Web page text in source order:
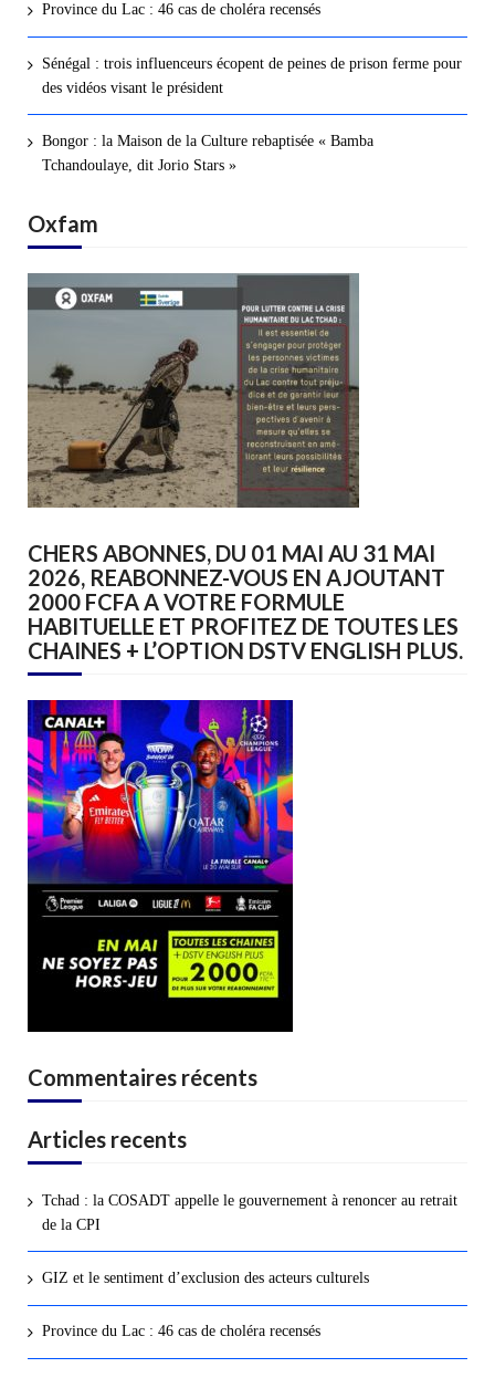
Province du Lac : 46 cas de choléra recensés
Sénégal : trois influenceurs écopent de peines de prison ferme pour
des vidéos visant le président
Bongor : la Maison de la Culture rebaptisée « Bamba
Tchandoulaye, dit Jorio Stars »
Oxfam
CHERS ABONNES, DU 01 MAI AU 31 MAI
2026, REABONNEZ-VOUS EN AJOUTANT
2000 FCFA A VOTRE FORMULE
HABITUELLE ET PROFITEZ DE TOUTES LES
CHAINES + L’OPTION DSTV ENGLISH PLUS.
Commentaires récents
Articles recents
Tchad : la COSADT appelle le gouvernement à renoncer au retrait
de la CPI
GIZ et le sentiment d’exclusion des acteurs culturels
Province du Lac : 46 cas de choléra recensés